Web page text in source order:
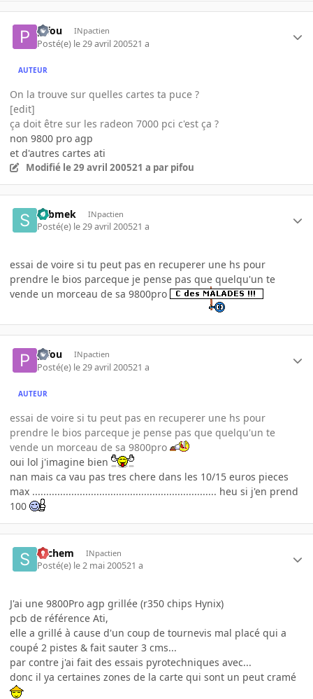
pifou INpactien
Posté(e) le 29 avril 200521 a
AUTEUR
On la trouve sur quelles cartes ta puce ?
[edit]
ça doit être sur les radeon 7000 pci c'est ça ?
non 9800 pro agp
et d'autres cartes ati
Modifié le 29 avril 200521 a par pifou
submek INpactien
Posté(e) le 29 avril 200521 a
essai de voire si tu peut pas en recuperer une hs pour
prendre le bios parceque je pense pas que quelqu'un te
vende un morceau de sa 9800pro
pifou INpactien
Posté(e) le 29 avril 200521 a
AUTEUR
essai de voire si tu peut pas en recuperer une hs pour
prendre le bios parceque je pense pas que quelqu'un te
vende un morceau de sa 9800pro
oui lol j'imagine bien
nan mais ca vau pas tres chere dans les 10/15 euros pieces
max .................................................................. heu si j'en prend
100
sachem INpactien
Posté(e) le 2 mai 200521 a
J'ai une 9800Pro agp grillée (r350 chips Hynix)
pcb de référence Ati,
elle a grillé à cause d'un coup de tournevis mal placé qui a
coupé 2 pistes & fait sauter 3 cms...
par contre j'ai fait des essais pyrotechniques avec...
donc il ya certaines zones de la carte qui sont un peut cramé